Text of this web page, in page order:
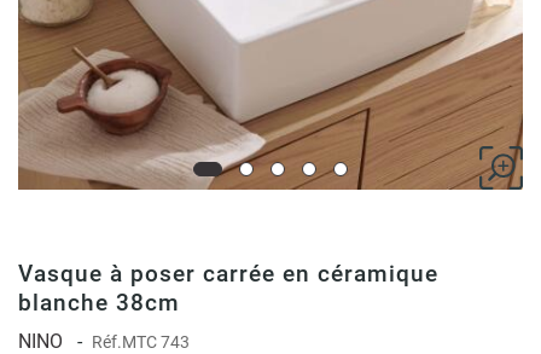
Vasque à poser carrée en céramique
blanche 38cm
NINO - Réf.MTC 743